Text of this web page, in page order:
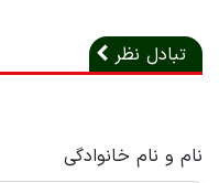
تبادل نظر
نام و نام خانوادگی